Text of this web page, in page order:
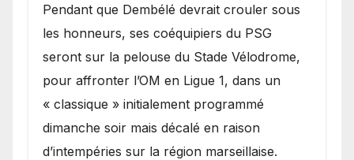
Pendant que Dembélé devrait crouler sous
les honneurs, ses coéquipiers du PSG
seront sur la pelouse du Stade Vélodrome,
pour affronter l’OM en Ligue 1, dans un
« classique » initialement programmé
dimanche soir mais décalé en raison
d’intempéries sur la région marseillaise.